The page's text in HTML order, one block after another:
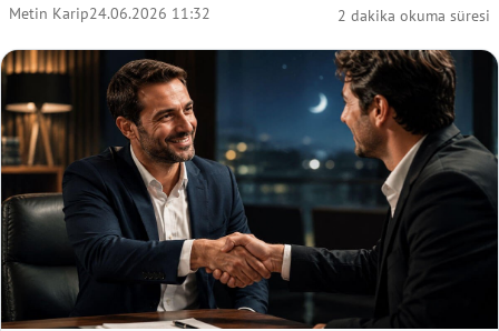
Metin Karip24.06.2026 11:32 2 dakika okuma süresi